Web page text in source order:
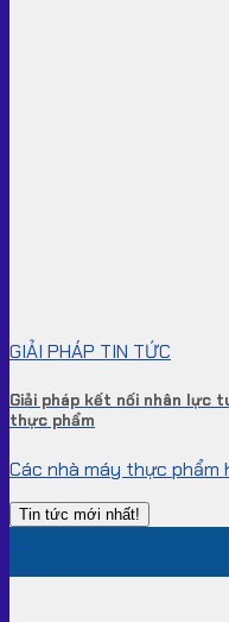
GIẢI PHÁP TIN TỨC
Giải pháp kết nối nhân lực
thực phẩm
Các nhà máy thực phẩm
Tin tức mới nhất!